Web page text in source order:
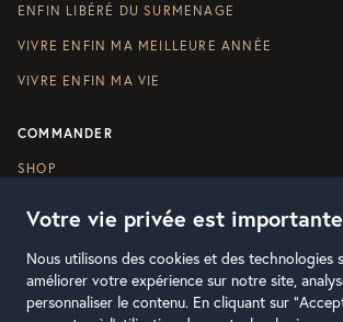
ENFIN LIBÉRÉ DU SURMENAGE
VIVRE ENFIN MA MEILLEURE ANNÉE
VIVRE ENFIN MA VIE
COMMANDER
SHOP
Votre vie privée est importante
Nous utilisons des cookies et des technologies
améliorer votre expérience sur notre site,
personnaliser le contenu. En cliquant sur